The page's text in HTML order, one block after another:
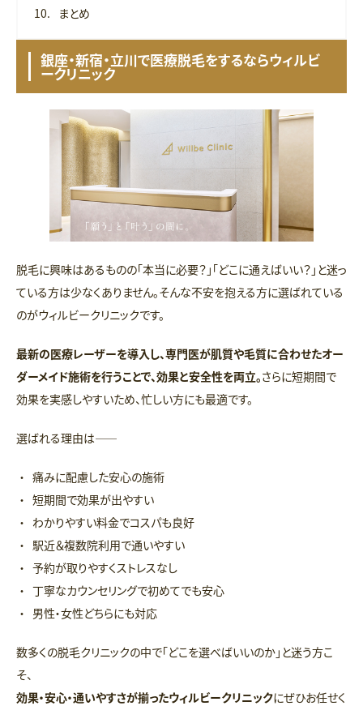
まとめ
銀座・新宿・立川で医療脱毛をするならウィルビ
ークリニック
脱毛に興味はあるものの「本当に必要？」「どこに通えばいい？」と迷っ
ている方は少なくありません。そんな不安を抱える方に選ばれている
のがウィルビークリニックです。
最新の医療レーザーを導入し、専門医が肌質や毛質に合わせたオー
ダーメイド施術を行うことで、効果と安全性を両立。さらに短期間で
効果を実感しやすいため、忙しい方にも最適です。
選ばれる理由は――
痛みに配慮した安心の施術
短期間で効果が出やすい
わかりやすい料金でコスパも良好
駅近＆複数院利用で通いやすい
予約が取りやすくストレスなし
丁寧なカウンセリングで初めてでも安心
男性・女性どちらにも対応
数多くの脱毛クリニックの中で「どこを選べばいいのか」と迷う方こ
そ、
効果・安心・通いやすさが揃ったウィルビークリニックにぜひお任せく